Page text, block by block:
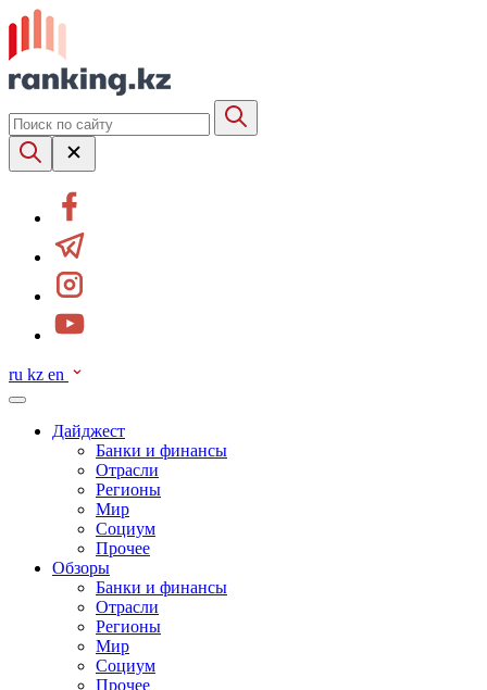
ru kz en
Дайджест
Банки и финансы
Отрасли
Регионы
Мир
Социум
Прочее
Обзоры
Банки и финансы
Отрасли
Регионы
Мир
Социум
Прочее